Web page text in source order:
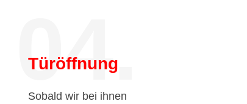
04.
Türöffnung
Sobald wir bei ihnen